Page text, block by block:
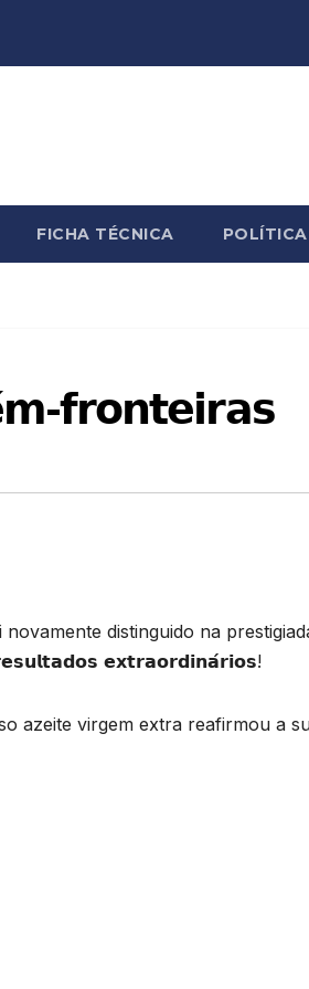
FICHA TÉCNICA
𝗳𝗿𝗼𝗻𝘁𝗲𝗶𝗿𝗮𝘀
distinguido na
𝗲𝘅𝘁𝗿𝗮𝗼𝗿𝗱𝗶𝗻𝗮́𝗿𝗶𝗼𝘀!
azeite virgem extra reafirmou a